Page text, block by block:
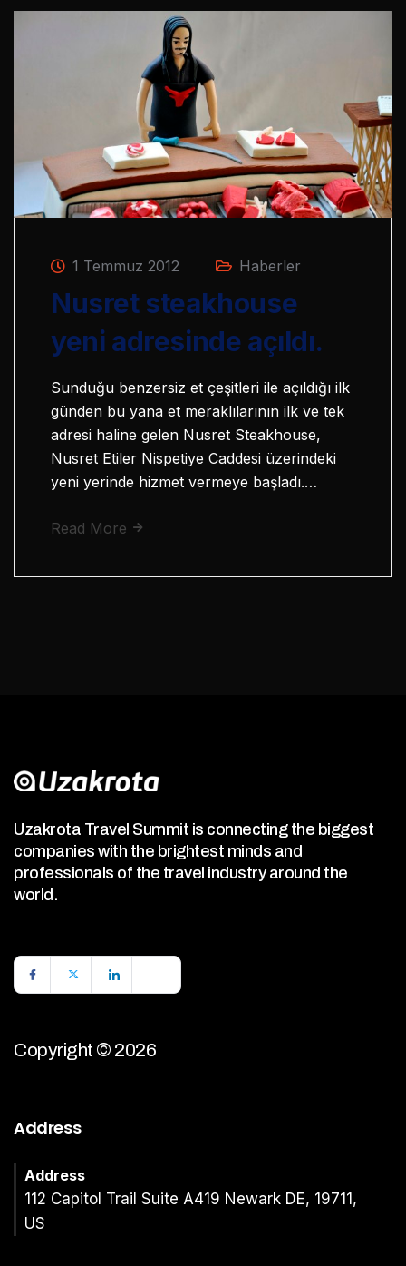
1 Temmuz 2012 Haberler
Nusret steakhouse
yeni adresinde açıldı.
Sunduğu benzersiz et çeşitleri ile açıldığı ilk
günden bu yana et meraklılarının ilk ve tek
adresi haline gelen Nusret Steakhouse,
Nusret Etiler Nispetiye Caddesi üzerindeki
yeni yerinde hizmet vermeye başladı.…
Read More
Uzakrota Travel Summit is connecting the biggest
companies with the brightest minds and
professionals of the travel industry around the
world.
Copyright © 2026
Address
Address
112 Capitol Trail Suite A419 Newark DE, 19711,
US